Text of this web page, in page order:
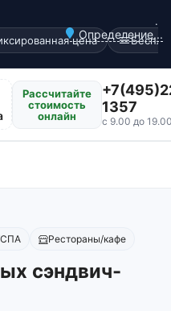
Определение...
.
цена
Рассчитайте
стоимость
онлайн
1357
с 9.00 до
СПА Рестораны/кафе
сэндвич-